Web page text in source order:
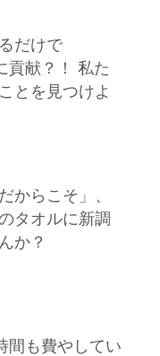
だけで
貢献？！ 私た
とを見つけよ
からこそ」、
タオルに新調
か？
間も費やしてい